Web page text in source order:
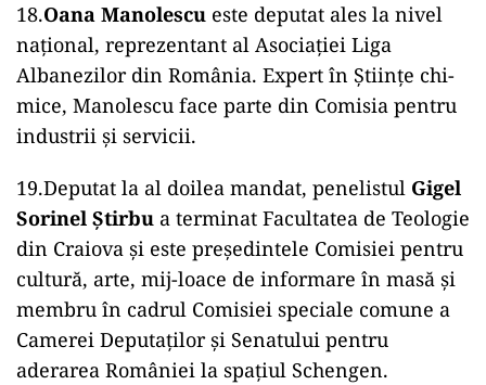
18.Oana Manolescu este deputat ales la nivel
național, reprezentant al Asociației Liga
Albanezilor din România. Expert în Științe chi-
mice, Manolescu face parte din Comisia pentru
industrii și servicii.
19.Deputat la al doilea mandat, penelistul Gigel
Sorinel Știrbu a terminat Facultatea de Teologie
din Craiova și este președintele Comisiei pentru
cultură, arte, mij-loace de informare în masă și
membru în cadrul Comisiei speciale comune a
Camerei Deputaţilor şi Senatului pentru
aderarea României la spațiul Schengen.